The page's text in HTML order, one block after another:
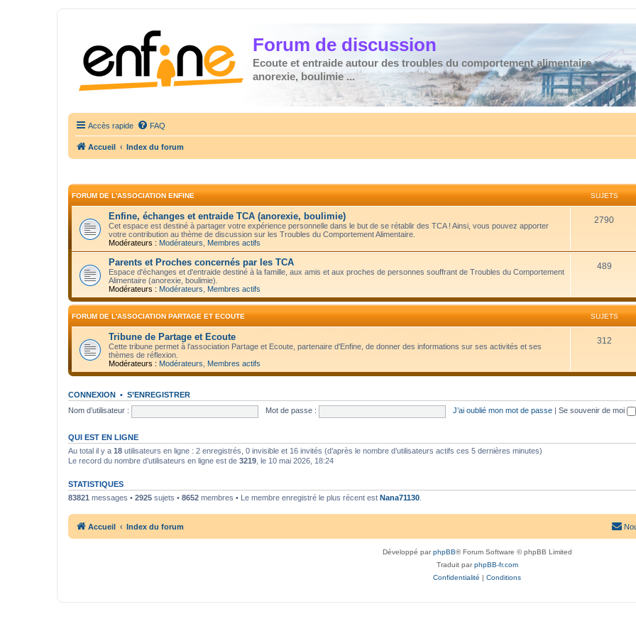
Forum de discussion
Ecoute et entraide autour des troubles du comportement alimentaire :
anorexie, boulimie ...
Accès rapide FAQ
Accueil Index du forum
FORUM DE L'ASSOCIATION ENFINE SUJETS
Enfine, échanges et entraide TCA (anorexie, boulimie)
Cet espace est destiné à partager votre expérience personnelle dans le but de se rétablir des TCA ! Ainsi, vous pouvez apporter
votre contribution au thème de discussion sur les Troubles du Comportement Alimentaire.
Modérateurs : Modérateurs Membres actifs
2790
Parents et Proches concernés par les TCA
Espace d'échanges et d'entraide destiné à la famille, aux amis et aux proches de personnes souffrant de Troubles du Comportement
Alimentaire (anorexie, boulimie).
Modérateurs : Modérateurs Membres actifs
489
FORUM DE L'ASSOCIATION PARTAGE ET ECOUTE SUJETS
Tribune de Partage et Ecoute
Cette tribune permet à l'association Partage et Ecoute, partenaire d'Enfine, de donner des informations sur ses activités et ses
thèmes de réflexion.
Modérateurs : Modérateurs Membres actifs
312
CONNEXION • S’ENREGISTRER
Nom d’utilisateur :
Mot de passe : J’ai oublié mon mot de passe Se souvenir de moi
QUI EST EN LIGNE
Au total il y a 18 utilisateurs en ligne : 2 enregistrés, 0 invisible et 16 invités (d’après le nombre d’utilisateurs actifs ces 5 dernières minutes)
Le record du nombre d’utilisateurs en ligne est de 3219 , le 10 mai 2026, 18:24
STATISTIQUES
83821 messages • 2925 sujets • 8652 membres • Le membre enregistré le plus récent est Nana71130
Accueil Index du forum
Développé parphpBB® Forum Software © phpBB Limited
Traduit parphpBB-fr.com
Confidentialité | Conditions